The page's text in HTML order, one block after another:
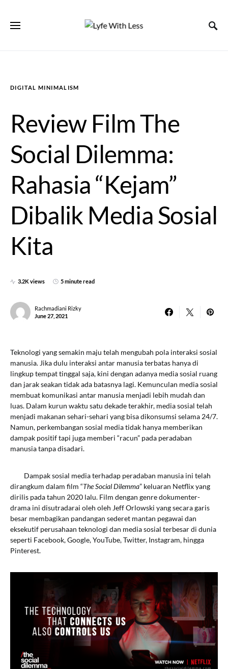
DIGITAL MINIMALISM
Review Film The
Social Dilemma:
Rahasia “Kejam”
Dibalik Media Sosial
Kita
3.2K views 5 minute read
Rachmadiani Rizky
June 27, 2021
Teknologi yang semakin maju telah mengubah pola interaksi sosial
manusia. Jika dulu interaksi antar manusia terbatas hanya di
lingkup tempat tinggal saja, kini dengan adanya media sosial ruang
dan jarak seakan tidak ada batasnya lagi. Kemunculan media sosial
membuat komunikasi antar manusia menjadi lebih mudah dan
luas. Dalam kurun waktu satu dekade terakhir, media sosial telah
menjadi makanan sehari-sehari yang bisa dikonsumsi selama 24/7.
Namun, perkembangan sosial media tidak hanya memberikan
dampak positif tapi juga memberi “racun” pada peradaban
manusia tanpa disadari.
Dampak sosial media terhadap peradaban manusia ini telah
dirangkum dalam film “The Social Dilemma” keluaran Netflix yang
dirilis pada tahun 2020 lalu. Film dengan genre dokumenter-
drama ini disutradarai oleh oleh Jeff Orlowski yang secara garis
besar membagikan pandangan sederet mantan pegawai dan
eksekutif perusahaan teknologi dan media sosial terbesar di dunia
seperti Facebook, Google, YouTube, Twitter, Instagram, hingga
Pinterest.